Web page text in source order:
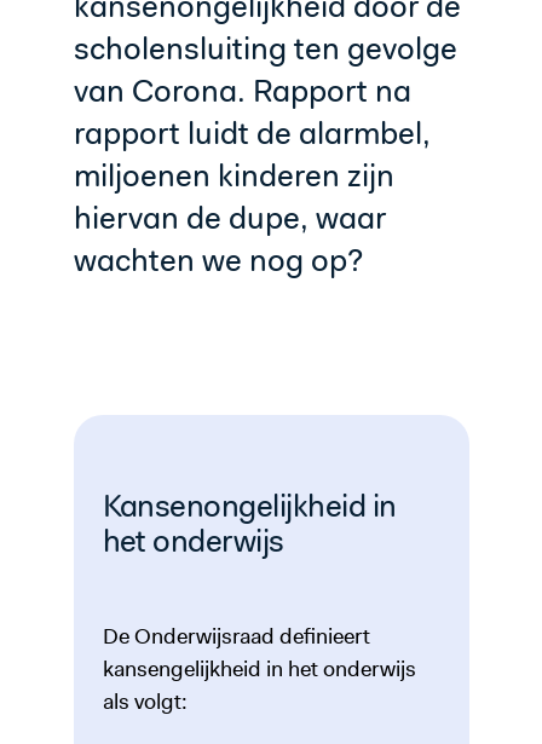
kansenongelijkheid door de
scholensluiting ten gevolge
van Corona. Rapport na
rapport luidt de alarmbel,
miljoenen kinderen zijn
hiervan de dupe, waar
wachten we nog op?
Kansenongelijkheid in
het onderwijs
De Onderwijsraad definieert
kansengelijkheid in het onderwijs
als volgt: